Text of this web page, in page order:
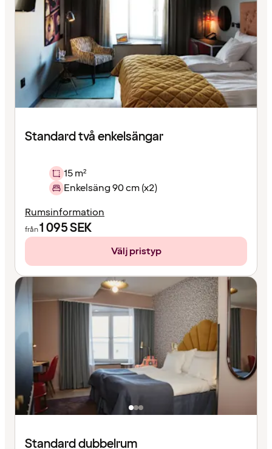
Standard två enkelsängar
15 m²
Enkelsäng 90 cm (x2)
Rumsinformation
från1 095SEK
Välj pristyp
Standard dubbelrum